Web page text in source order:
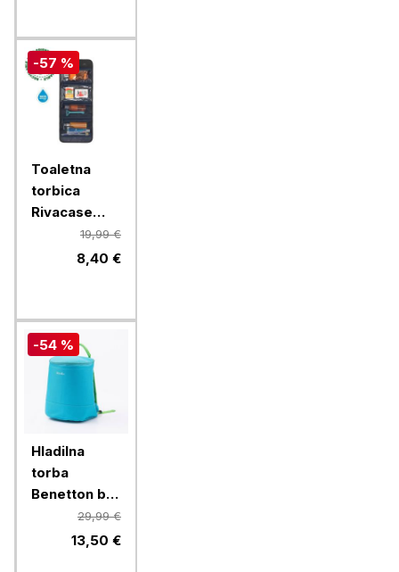
- črna
-57 %
Toaletna
torbica
Rivacase
ECO 840819,99 €
8,40 €
-54 %
Hladilna
torba
Benetton be-
1712-bl-bu
summer,
29,99 €
13,50 €